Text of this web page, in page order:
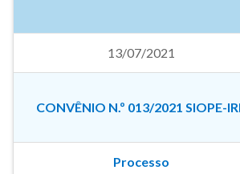
13/07/2021
CONVÊNIO N.º 013/2021 SIOPE-
Processo